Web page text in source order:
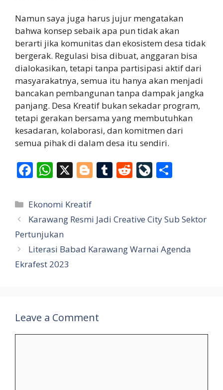
Namun saya juga harus jujur mengatakan
bahwa konsep sebaik apa pun tidak akan
berarti jika komunitas dan ekosistem desa tidak
bergerak. Regulasi bisa dibuat, anggaran bisa
dialokasikan, tetapi tanpa partisipasi aktif dari
masyarakatnya, semua itu hanya akan menjadi
bancakan pembangunan tanpa dampak jangka
panjang. Desa Kreatif bukan sekadar program,
tetapi gerakan bersama yang membutuhkan
kesadaran, kolaborasi, dan komitmen dari
semua pihak di dalam desa itu sendiri.
F
e
b
o
o
k
W
at
s
A
p
p
X Bl
g
T
bl
R
di
Li
o
r
e
Categories
Ekonomi Kreatif
Karawang Resmi Jadi Creative City Sub Sektor
Pertunjukan
Literasi Babad Karawang Warnai Agenda
Ekrafest 2023
Leave a Comment